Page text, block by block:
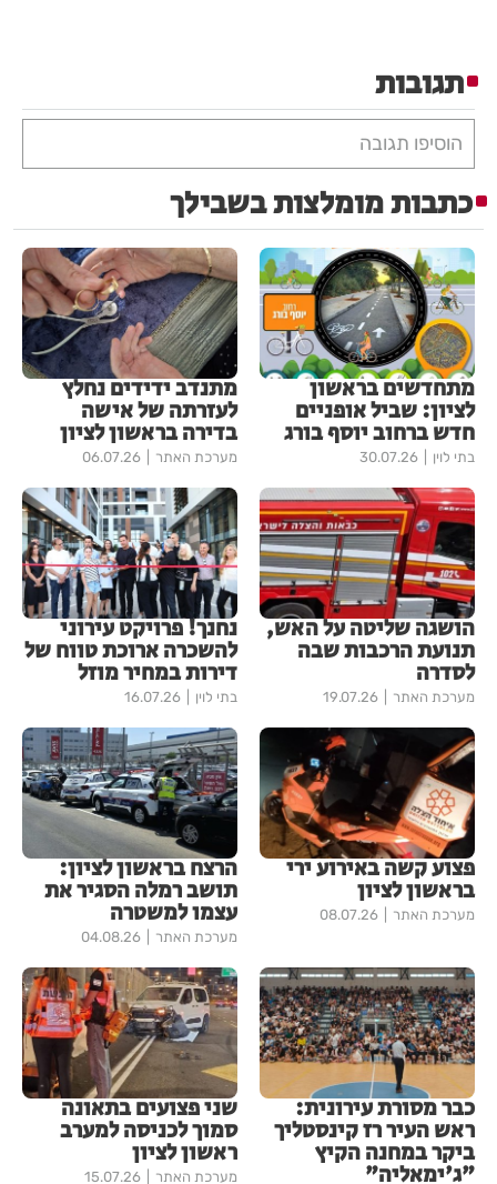
תגובות
הוסיפו תגובה
כתבות מומלצות בשבילך
מתחדשים בראשון
לציון: שביל אופניים
חדש ברחוב יוסף בורג
בתי לוין 30.07.26
מתנדב ידידים נחלץ
לעזרתה של אישה
בדירה בראשון לציון
מערכת האתר 06.07.26
הושגה שליטה על האש,
תנועת הרכבות שבה
לסדרה
מערכת האתר 19.07.26
נחנך! פרויקט עירוני
להשכרה ארוכת טווח של
דירות במחיר מוזל
בתי לוין 16.07.26
פצוע קשה באירוע ירי
בראשון לציון
מערכת האתר 08.07.26
הרצח בראשון לציון:
תושב רמלה הסגיר את
עצמו למשטרה
מערכת האתר 04.08.26
כבר מסורת עירונית:
ראש העיר רז קינסטליך
ביקר במחנה הקיץ
"ג'ימאליה"
שני פצועים בתאונה
סמוך לכניסה למערב
ראשון לציון
מערכת האתר 15.07.26